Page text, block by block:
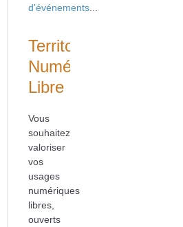
d'événements
Territoire
Numérique
Libre
Vous
souhaitez
valoriser
vos
usages
numériques
libres,
ouverts